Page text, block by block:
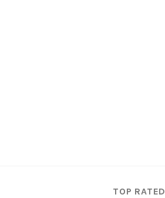
TOP RATED